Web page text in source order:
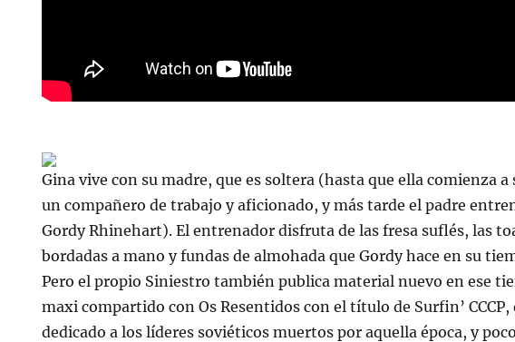
Gina vive con su madre, que es soltera (hasta que ella comienza a
un compañero de trabajo y aficionado, y más tarde el padre
Gordy Rhinehart). El entrenador disfruta de las fresa suflés, las
bordadas a mano y fundas de almohada que Gordy hace en su
Pero el propio Siniestro también publica material nuevo en ese
maxi compartido con Os Resentidos con el título de Surfin’ CCCP,
dedicado a los líderes soviéticos muertos por aquella época, y poco